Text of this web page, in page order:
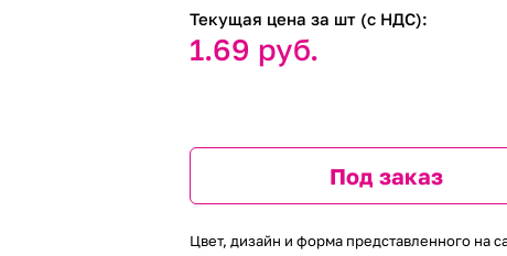
Текущая цена за шт (с НДС):
1.69 руб.
Под заказ
Цвет, дизайн и форма представленного на